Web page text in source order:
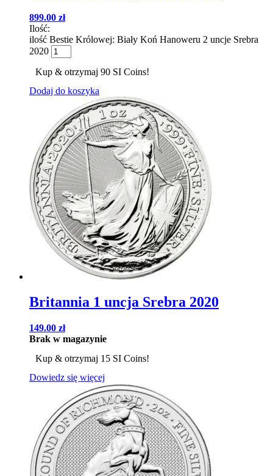
899.00 zł
Ilość:
ilość Bestie Królowej: Biały Koń Hanoweru 2 uncje Srebra
2020
Kup & otrzymaj 90 SI Coins!
Dodaj do koszyka
Britannia 1 uncja Srebra 2020
149.00 zł
Brak w magazynie
Kup & otrzymaj 15 SI Coins!
Dowiedz się więcej